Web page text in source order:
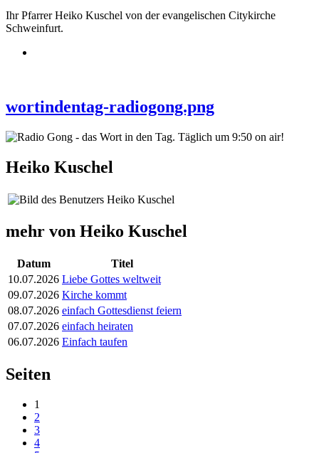
Ihr Pfarrer Heiko Kuschel von der evangelischen Citykirche
Schweinfurt.
wortindentag-radiogong.png
Heiko Kuschel
mehr von Heiko Kuschel
Datum
Titel
10.07.2026 Liebe Gottes weltweit
09.07.2026 Kirche kommt
08.07.2026 einfach Gottesdienst feiern
07.07.2026 einfach heiraten
06.07.2026 Einfach taufen
Seiten
1
2
3
4